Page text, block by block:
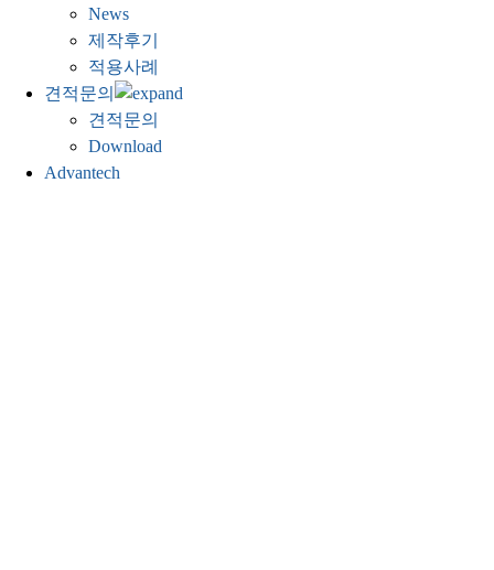
News
제작후기
적용사례
견적문의
견적문의
Download
Advantech